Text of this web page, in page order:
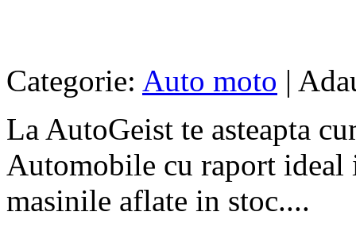
Categorie: Auto moto |
La AutoGeist te asteapta
Automobile cu raport ideal
masinile aflate in stoc....